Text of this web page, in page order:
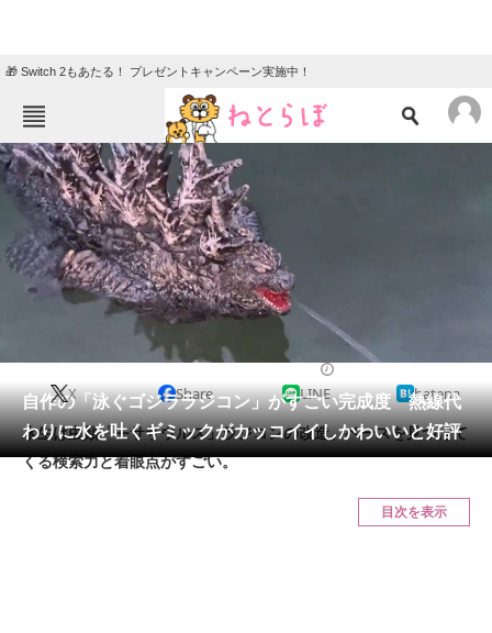
🎁 Switch 2もあたる！ プレゼントキャンペーン実施中！
ねとらぼメニュー
TOP
エンタメ クイズ
グルメ 地域
教育・育児
リサーチ
会員記事
メディア
自作の「泳ぐゴジララジコン」がすごい完成度 熱線代
わりに水を吐くギミックがカッコイイしかわいいと好評
X Share LINE hatena
水生は虫類「モササウルス」ラジコンの改造。ベースを見つけて
くる検索力と着眼点がすごい。
目次を表示